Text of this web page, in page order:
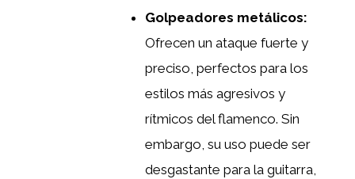
Golpeadores metálicos:
Ofrecen un ataque fuerte y
preciso, perfectos para los
estilos más agresivos y
rítmicos del flamenco. Sin
embargo, su uso puede ser
desgastante para la guitarra,